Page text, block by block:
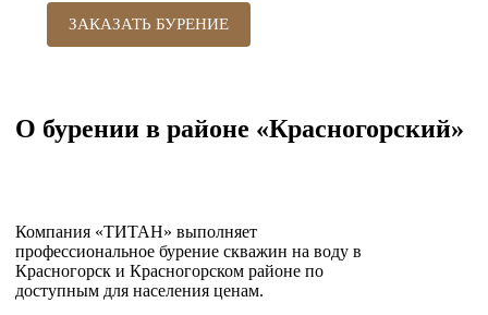
ЗАКАЗАТЬ БУРЕНИЕ
О бурении в районе «Красногорский»
Компания «ТИТАН» выполняет
профессиональное бурение скважин на воду в
Красногорск и Красногорском районе по
доступным для населения ценам.